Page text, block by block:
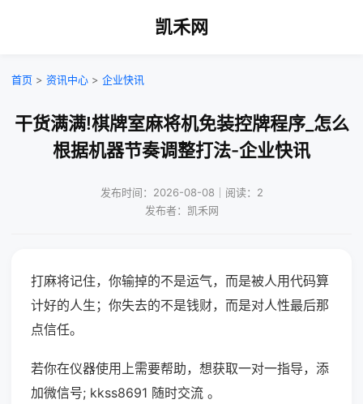
凯禾网
首页 > 资讯中心 > 企业快讯
干货满满!棋牌室麻将机免装控牌程序_怎么
根据机器节奏调整打法-企业快讯
发布时间：2026-08-08｜阅读：2
发布者：凯禾网
打麻将记住，你输掉的不是运气，而是被人用代码算
计好的人生；你失去的不是钱财，而是对人性最后那
点信任。
若你在仪器使用上需要帮助，想获取一对一指导，添
加微信号; kkss8691 随时交流 。